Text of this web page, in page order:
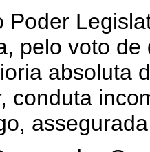
Poder
pelo voto
absoluta
conduta